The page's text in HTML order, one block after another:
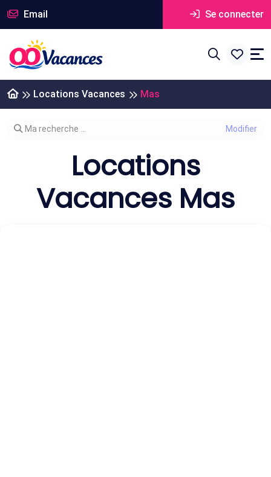
Email Se connecter
Locations Vacances Mas
Modifier votre recherche
Ma recherche ...
Locations
Vacances Mas